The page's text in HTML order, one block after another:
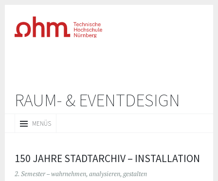
RAUM- & EVENTDESIGN
MENÜS
INHALT
150 JAHRE STADTARCHIV – INSTALLATION
2. Semester – wahrnehmen, analysieren, gestalten